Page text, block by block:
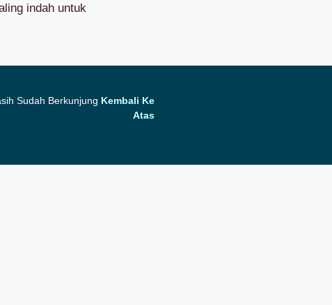
indah untuk
Sudah Berkunjung Kembali Ke
Atas